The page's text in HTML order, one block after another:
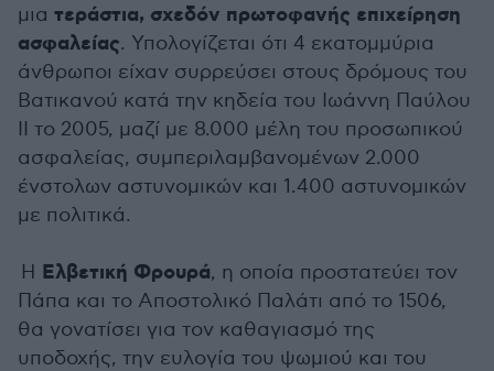
μια τεράστια, σχεδόν πρωτοφανής επιχείρηση
ασφαλείας. Υπολογίζεται ότι 4 εκατομμύρια
άνθρωποι είχαν συρρεύσει στους δρόμους του
Βατικανού κατά την κηδεία του Ιωάννη Παύλου
ΙΙ το 2005, μαζί με 8.000 μέλη του προσωπικού
ασφαλείας, συμπεριλαμβανομένων 2.000
ένστολων αστυνομικών και 1.400 αστυνομικών
με πολιτικά.
Η Ελβετική Φρουρά, η οποία προστατεύει τον
Πάπα και το Αποστολικό Παλάτι από το 1506,
θα γονατίσει για τον καθαγιασμό της
υποδοχής, την ευλογία του ψωμιού και του